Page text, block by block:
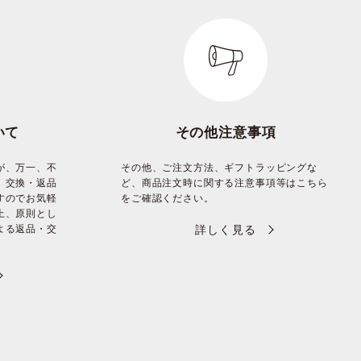
て
、万一、不
交換・返品
のでお気軽
、原則とし
る返品・交
その他注意事項
その他、ご注文方法、ギフトラッピングな
ど、商品注文時に関する注意事項等はこちら
をご確認ください。
詳しく見る